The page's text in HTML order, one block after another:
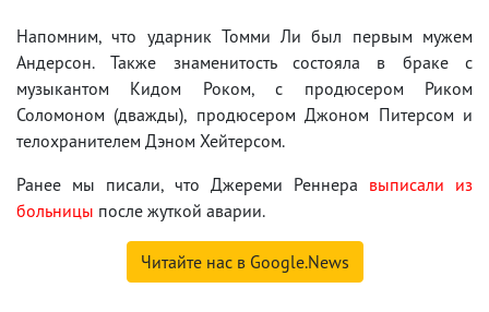
Напомним, что ударник Томми Ли был первым мужем
Андерсон. Также знаменитость состояла в браке с
музыкантом Кидом Роком, с продюсером Риком
Соломоном (дважды), продюсером Джоном Питерсом и
телохранителем Дэном Хейтерсом.
Ранее мы писали, что Джереми Реннера выписали из
больницы после жуткой аварии.
Читайте нас в Google.News